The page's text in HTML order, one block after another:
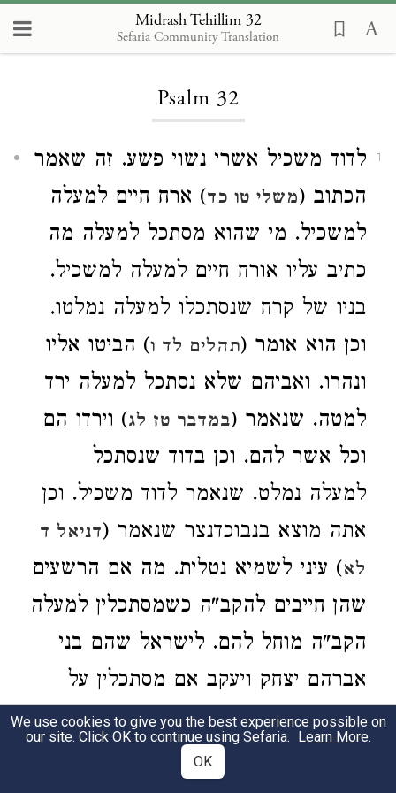
Midrash Tehillim 32
Sefaria Community Translation
Loading...
Psalm 32
1
לדוד משכיל אשרי נשוי פשע. זה שאמר
הכתוב (משלי טו כד) ארח חיים למעלה
למשכיל. מי שהוא מסתכל למעלה מה
כתיב עליו אורח חיים למעלה למשכיל.
בניו של קרח שנסתכלו למעלה נמלטו.
וכן הוא אומר (תהלים לד ו) הביטו אליו
ונהרו. ואביהם שלא נסתכל למעלה ירד
למטה. שנאמר (במדבר טז לג) וירדו הם
וכל אשר להם. וכן בדוד שנסתכל
למעלה נמלט. שנאמר לדוד משכיל. וכן
אתה מוצא בנבוכדנצר שנאמר (דניאל ד
לא) עיני לשמיא נטלית. מה אם הרשעים
שהן חייבים להקב"ה כשמסתכלין למעלה
הקב"ה מוחל להם. לישראל שהם בני
אברהם יצחק ויעקב אם מסתכלין על
אחת כמה וכמה. אמר דוד אני מסתכל
למעלה. שנאמר לדוד משכיל. ומי שהוא
We use cookies to give you the best experience possible on
our site. Click OK to continue using Sefaria. Learn More.
OK